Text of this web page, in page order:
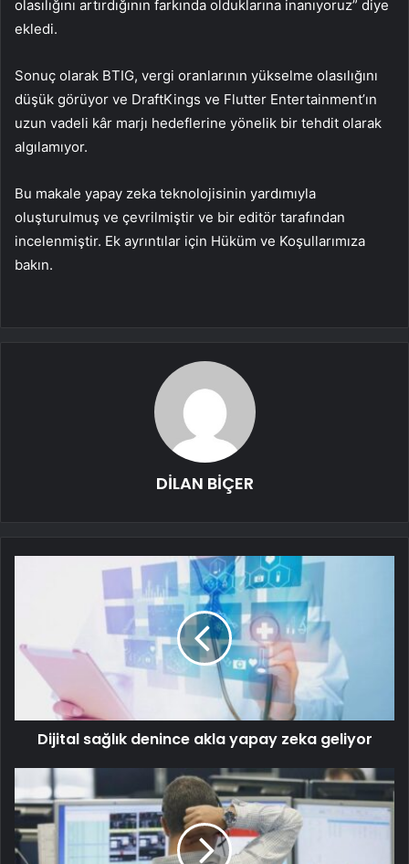
olasılığını artırdığının farkında olduklarına inanıyoruz” diye
ekledi.
Sonuç olarak BTIG, vergi oranlarının yükselme olasılığını
düşük görüyor ve DraftKings ve Flutter Entertainment’ın
uzun vadeli kâr marjı hedeflerine yönelik bir tehdit olarak
algılamıyor.
Bu makale yapay zeka teknolojisinin yardımıyla
oluşturulmuş ve çevrilmiştir ve bir editör tarafından
incelenmiştir. Ek ayrıntılar için Hüküm ve Koşullarımıza
bakın.
DİLAN BİÇER
Dijital sağlık denince akla yapay zeka geliyor